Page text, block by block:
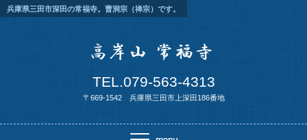
兵庫県三田市深田の常福寺。曹洞宗（禅宗）です。
TEL.079-563-4313
〒669-1542 兵庫県三田市上深田186番地